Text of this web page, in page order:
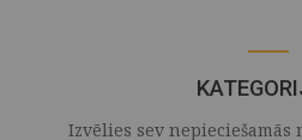
Izvēlies sev nepieciešamās